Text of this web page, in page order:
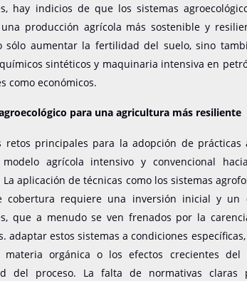
hay indicios de que los sistemas
producción agrícola más sostenible y
sólo aumentar la fertilidad del suelo, sino
sintéticos y maquinaria intensiva en
como económicos.
para una agricultura más resiliente
retos principales para la adopción de prácticas
agrícola intensivo y convencional
aplicación de técnicas como los sistemas
cobertura requiere una inversión inicial y un
que a menudo se ven frenados por la
adaptar estos sistemas a condiciones
materia orgánica o los efectos crecientes del
del proceso. La falta de normativas claras